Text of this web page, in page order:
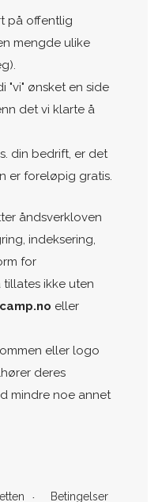
på offentlig
mengde ulike
"vi" ønsket en side
det vi klarte å
din bedrift, er det
er foreløpig gratis.
åndsverkloven
indeksering,
for
ikke uten
eller
eller logo
deres
mindre noe annet
Betingelser